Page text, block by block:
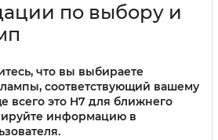
по выбору и
что вы выбираете
соответствующий вашему
всего это H7 для ближнего
информацию в